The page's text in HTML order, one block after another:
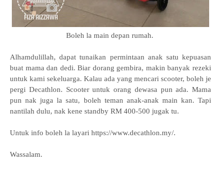
Boleh la main depan rumah.
Alhamdulillah, dapat tunaikan permintaan anak satu kepuasan
buat mama dan dedi. Biar dorang gembira, makin banyak rezeki
untuk kami sekeluarga. Kalau ada yang mencari scooter, boleh je
pergi Decathlon. Scooter untuk orang dewasa pun ada. Mama
pun nak juga la satu, boleh teman anak-anak main kan. Tapi
nantilah dulu, nak kene standby RM 400-500 jugak tu.
Untuk info boleh la layari https://www.decathlon.my/.
Wassalam.